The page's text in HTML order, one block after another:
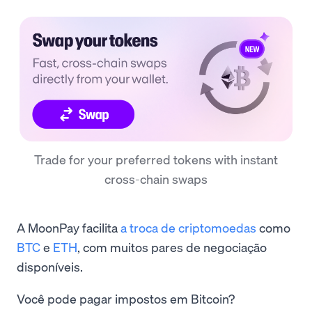
Trade for your preferred tokens with instant
cross-chain swaps
A MoonPay facilitaa troca de criptomoedas como
BTCe ETH, com muitos pares de negociação
disponíveis.
Você pode pagar impostos em Bitcoin?